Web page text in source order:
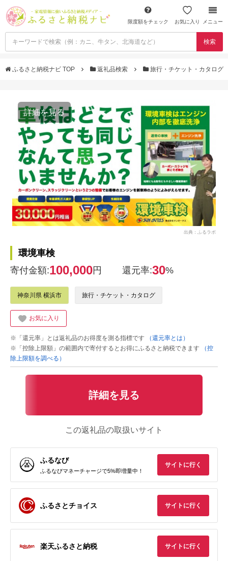
限度額をチェック お気に入り メニュー
検索
ふるさと納税ナビ TOP 返礼品検索 旅行・チケット・カタログ
詳細を見る
出典：ふるラボ
環境車検
寄付金額:100,000円 還元率:30%
神奈川県 横浜市 旅行・チケット・カタログ
お気に入り
※「還元率」とは返礼品のお得度を測る指標です
（還元率とは）
※「控除上限額」の範囲内で寄付するとお得にふるさと納税できます
（控
除上限額を調べる）
詳細を見る
この返礼品の取扱いサイト
ふるなび
ふるなびマネーチャージで5%即増量中！
サイトに行く
ふるさとチョイス サイトに行く
楽天ふるさと納税 サイトに行く